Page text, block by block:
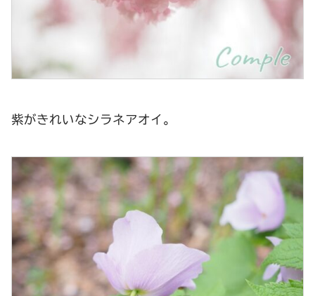
紫がきれいなシラネアオイ。